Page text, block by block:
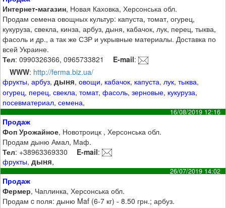
Интернет-магазин, Новая Каховка, Херсонська обл.
Продам семена овощных культур: капуста, томат, огурец,
кукуруза, свекла, кинза, арбуз, дыня, кабачок, лук, перец, тыква,
фасоль и др., а так же СЗР и укрывные материалы. Доставка по
всей Украине.
Тел: 0990326366, 0965733821 E-mail:
WWW: http://ferma.biz.ua/
фрукты,арбуз,дыня,овощи, кабачок, капуста, лук,тыква,
огурец, перец,свекла,томат,фасоль,зерновые, кукуруза,
посевматериал,семена,
16/08/2019 12:16
Продаж
Фоп Урожайное, Новотроицк , Херсонська обл.
Продам дыню Амал, Маф.
Тел: +38963369330 E-mail:
фрукты,дыня,
26/07/2019 14:02
Продаж
Фермер, Чаплинка, Херсонська обл.
Продам c поля: дыню Maf (6-7 кг) - 8.50 грн.; арбуз.